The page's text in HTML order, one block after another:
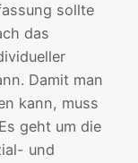
sollte
das
Damit man
kann, muss
geht um die
und